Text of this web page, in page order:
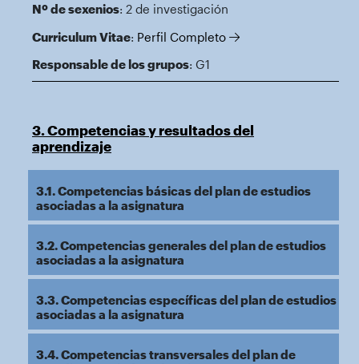
Nº de sexenios: 2 de investigación
Curriculum Vitae: Perfil Completo
Responsable de los grupos: G1
3. Competencias y resultados del
aprendizaje
3.1. Competencias básicas del plan de estudios
asociadas a la asignatura
3.2. Competencias generales del plan de estudios
asociadas a la asignatura
3.3. Competencias específicas del plan de estudios
asociadas a la asignatura
3.4. Competencias transversales del plan de